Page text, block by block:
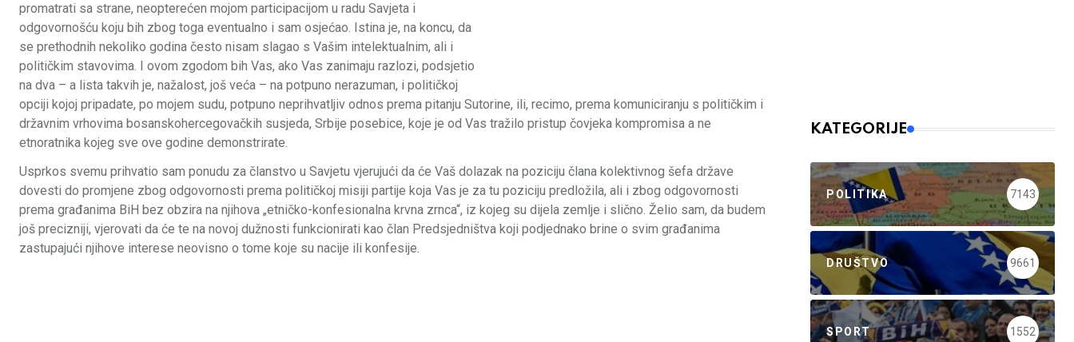
promatrati sa strane, neopterećen mojom participacijom u radu Savjeta i
odgovornošću koju bih zbog toga eventualno i sam osjećao. Istina je, na koncu, da
se prethodnih nekoliko godina često nisam slagao s Vašim intelektualnim, ali i
političkim stavovima. I ovom zgodom bih Vas, ako Vas zanimaju razlozi, podsjetio
na dva – a lista takvih je, nažalost, još veća – na potpuno nerazuman, i političkoj
opciji kojoj pripadate, po mojem sudu, potpuno neprihvatljiv odnos prema pitanju Sutorine, ili, recimo, prema komuniciranju s političkim i
državnim vrhovima bosanskohercegovačkih susjeda, Srbije posebice, koje je od Vas tražilo pristup čovjeka kompromisa a ne
etnoratnika kojeg sve ove godine demonstrirate.
Usprkos svemu prihvatio sam ponudu za članstvo u Savjetu vjerujući da će Vaš dolazak na poziciju člana kolektivnog šefa države
dovesti do promjene zbog odgovornosti prema političkoj misiji partije koja Vas je za tu poziciju predložila, ali i zbog odgovornosti
prema građanima BiH bez obzira na njihova „etničko-konfesionalna krvna zrnca“, iz kojeg su dijela zemlje i slično. Želio sam, da budem
još precizniji, vjerovati da će te na novoj dužnosti funkcionirati kao član Predsjedništva koji podjednako brine o svim građanima
zastupajući njihove interese neovisno o tome koje su nacije ili konfesije.
KATEGORIJE
POLITIKA 7143
DRUŠTVO 9661
SPORT 1552